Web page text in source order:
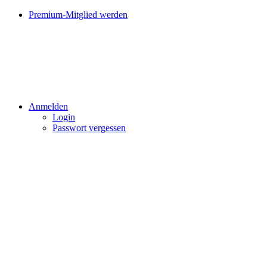
Premium-Mitglied werden
Anmelden
Login
Passwort vergessen